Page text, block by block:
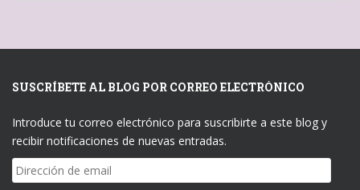
SUSCRÍBETE AL BLOG POR CORREO ELECTRÓNICO
Introduce tu correo electrónico para suscribirte a este blog y
recibir notificaciones de nuevas entradas.
Dirección
de